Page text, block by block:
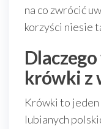
na co zwrócić
korzyści niesie
krówki z
Krówki to
lubianych